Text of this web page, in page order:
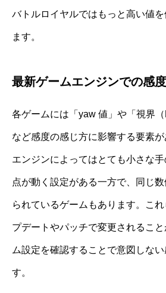
バトルロイヤルではもっと高い値
ます。
最新ゲームエンジンでの感
各ゲームには「yaw 値」や「視界
など感度の感じ方に影響する要素
エンジンによってはとても小さな
点が動く設定がある一方で、同じ
られているゲームもあります。こ
プデートやパッチで変更されるこ
ム設定を確認することで意図しな
す。